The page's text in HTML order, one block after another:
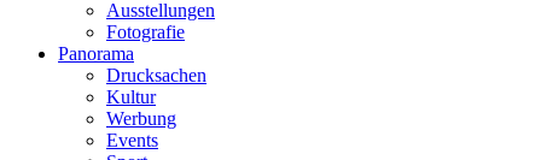
Ausstellungen
Fotografie
Panorama
Drucksachen
Kultur
Werbung
Events